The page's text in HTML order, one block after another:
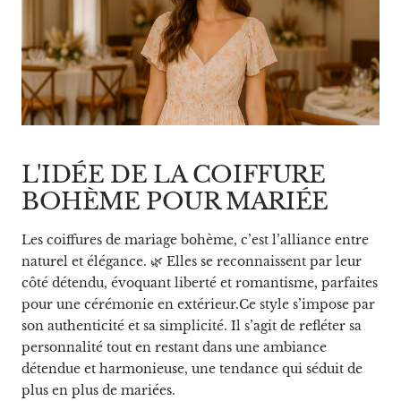
L'IDÉE DE LA COIFFURE
BOHÈME POUR MARIÉE
Les coiffures de mariage bohème, c’est l’alliance entre
naturel et élégance. 🌿 Elles se reconnaissent par leur
côté détendu, évoquant liberté et romantisme, parfaites
pour une cérémonie en extérieur.Ce style s’impose par
son authenticité et sa simplicité. Il s’agit de refléter sa
personnalité tout en restant dans une ambiance
détendue et harmonieuse, une tendance qui séduit de
plus en plus de mariées.